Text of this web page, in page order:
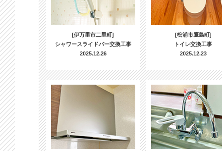
[伊万里市二里町]
シャワースライドバー交換工事
2025.12.26
[松浦市鷹島町]
トイレ交換工事
2025.12.23